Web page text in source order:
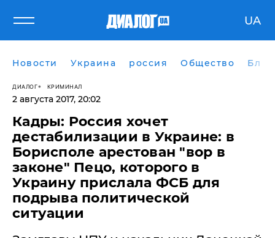
UA
Новости Украина россия Общество
ДИАЛОГ КРИМИНАЛ
2 августа 2017, 20:02
Кадры: Россия хочет
дестабилизации в Украине: в
Борисполе арестован "вор в
законе" Пецо, которого в
Украину прислала ФСБ для
подрыва политической
ситуации